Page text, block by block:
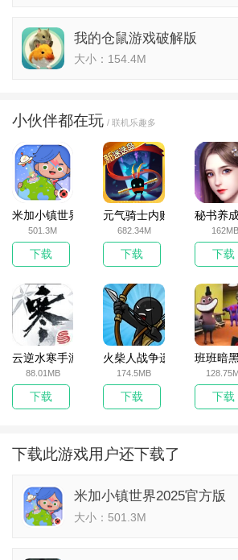
我的仓鼠游戏破解版
大小：154.4M
小伙伴都在玩 / 联机乐趣多
米加小镇世界2025官方版
501.3M
下载
元气骑士内购破解版
682.34M
下载
秘书养成
162MB
下载
云逆水寒手游
88.01MB
下载
火柴人战争遗产无敌版
174.5MB
下载
班班暗
下载
下载此游戏用户还下载了
米加小镇世界2025官方版
大小：501.3M